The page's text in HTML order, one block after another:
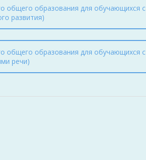
общего образования для обучающихся с
развития)
общего образования для обучающихся с
речи)